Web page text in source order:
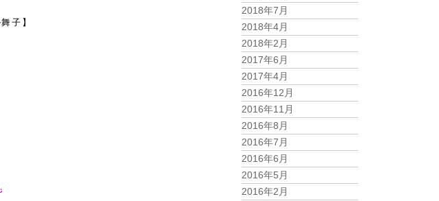
子】
2018年7月
2018年4月
2018年2月
2017年6月
2017年4月
2016年12月
2016年11月
2016年8月
2016年7月
2016年6月
2016年5月
2016年2月